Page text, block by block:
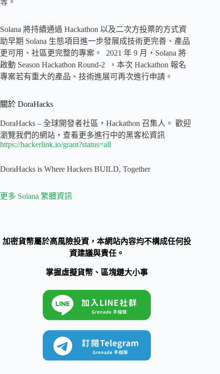
等。
Solana 將持續通過 Hackathon 以及二次方投票的方式資
助早期 Solana 生態項目進一步發展成技術更完善、產品
更可用、社區更完整的專案。 2021 年 9 月，Solana 將
啟動 Season Hackathon Round-2 ，本次 Hackathon 報名
專案若有重大的產品、技術進展可再次進行申請。
關於 DoraHacks
DoraHacks – 全球開發者社區，Hackathon 召集人。 歡迎
瀏覽我們的網站，查看更多進行中的黑客松資訊
https://hackerlink.io/grant?status=all
DoraHacks is Where Hackers BUILD, Together
更多 Solana 繁體資訊
加密貨幣屬於高風險投資，本網站內容均不構成任何投
資建議與責任。
掌握虛擬貨幣、區塊鏈大小事